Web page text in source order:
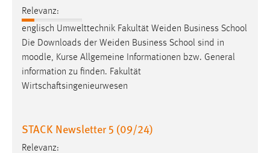
Relevanz:
englisch Umwelttechnik Fakultät Weiden Business School
Die Downloads der Weiden Business School sind in
moodle, Kurse Allgemeine Informationen bzw. General
information zu finden. Fakultät
Wirtschaftsingenieurwesen
STACK Newsletter 5 (09/24)
Relevanz:
YouTube
Vimeo